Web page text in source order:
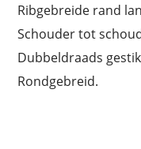
Ribgebreide rand
Schouder tot
Dubbeldraads
Rondgebreid.